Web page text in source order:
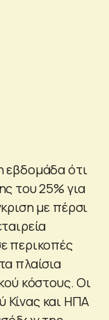
εβδομάδα ότι
του 25% για
με πέρσι
περικοπές
πλαίσια
κόστους. Οι
Κίνας και ΗΠΑ